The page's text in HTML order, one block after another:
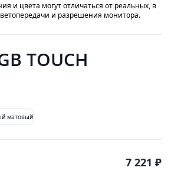
и цвета могут отличаться от реальных, в
и разрешения монитора.
TOUCH
матовый
7 221 ₽